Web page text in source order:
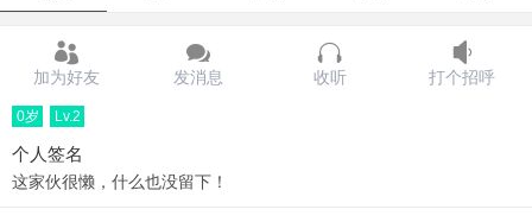
加为好友 发消息 收听 打个招呼
0岁 Lv.2
个人签名
这家伙很懒，什么也没留下！